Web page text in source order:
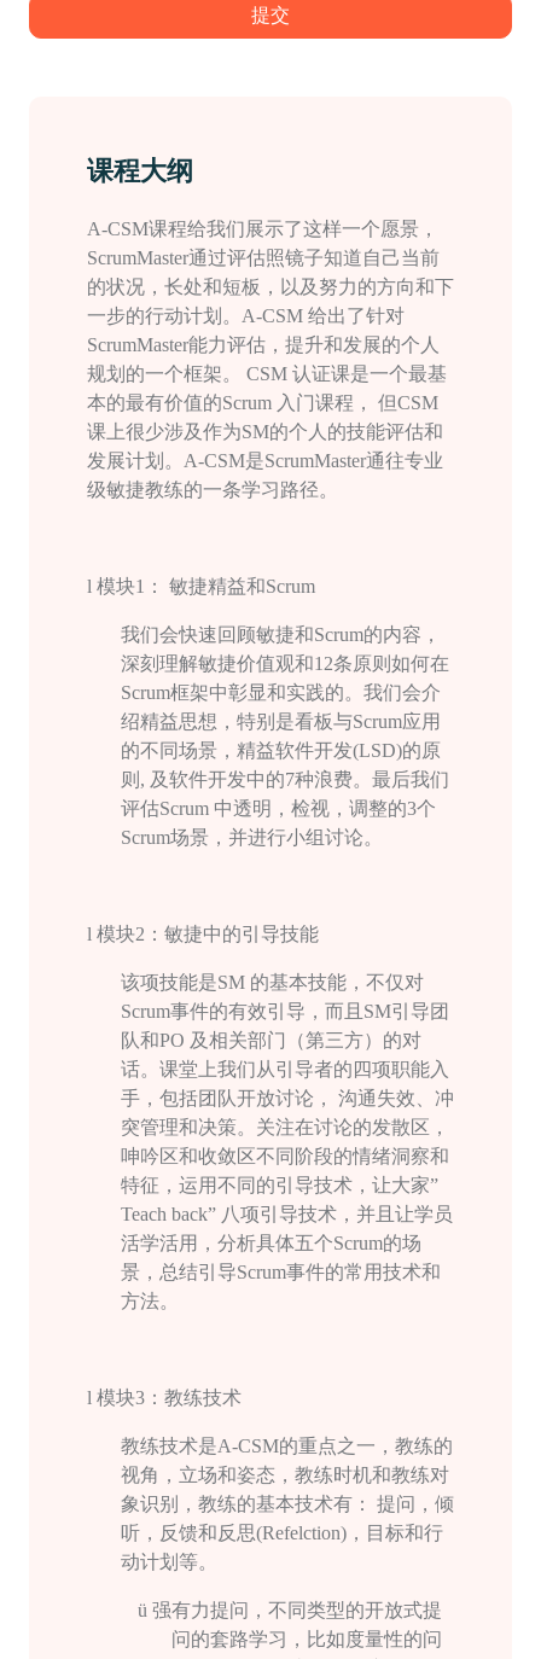
提交
课程大纲
A-CSM课程给我们展示了这样一个愿景，
ScrumMaster通过评估照镜子知道自己当前
的状况，长处和短板，以及努力的方向和下
一步的行动计划。 A-CSM 给出了针对
ScrumMaster能力评估，提升和发展的个人
规划的一个框架。 CSM 认证课是一个最基
本的最有价值的Scrum 入门课程， 但CSM
课上很少涉及作为SM的个人的技能评估和
发展计划。 A-CSM是ScrumMaster通往专业
级敏捷教练的一条学习路径。
l 模块1 ： 敏捷精益和Scrum
我们会快速回顾敏捷和Scrum的内容，
深刻理解敏捷价值观和12条原则如何在
Scrum框架中彰显和实践的。我们会介
绍精益思想，特别是看板与Scrum应用
的不同场景，精益软件开发(LSD)的原
则 , 及软件开发中的7种浪费。最后我们
评估Scrum 中透明，检视，调整的3个
Scrum场景，并进行小组讨论。
l 模块2 ：敏捷中的引导技能
该项技能是SM 的基本技能，不仅对
Scrum事件的有效引导，而且 SM引导团
队和PO 及相关部门（第三方）的对
话。课堂上我们从引导者的四项职能入
手，包括团队开放讨论， 沟通失效、冲
突管理和决策。关注在讨论的发散区，
呻吟区和收敛区不同阶段的情绪洞察和
特征，运用不同的引导技术，让大家”
Teach back” 八项引导技术，并且让学员
活学活用，分析具体五个Scrum的场
景，总结引导Scrum事件的常⽤技术和
⽅法。
l 模块3 ：教练技术
教练技术是A-CSM的重点之一，教练的
视⻆，立场和姿态，教练时机和教练对
象识别，教练的基本技术有： 提问，倾
听，反馈和反思(Refelction) ，目标和行
动计划等。
ü 强有力提问，不同类型的开放式提
问的套路学习，比如度量性的问